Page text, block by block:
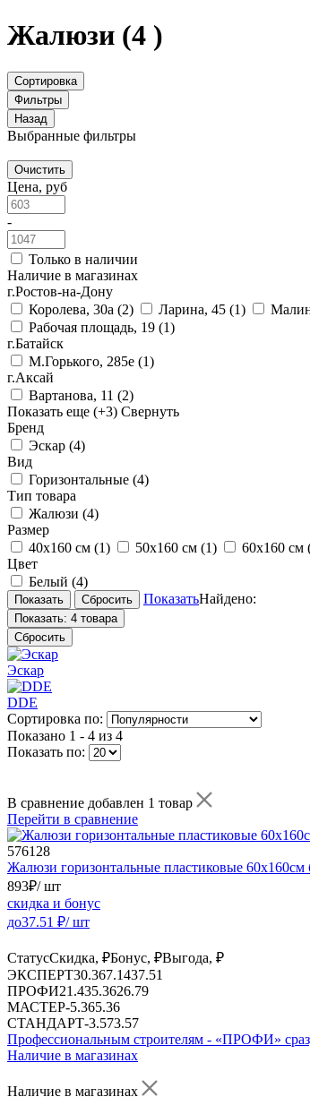
Жалюзи (4 )
Сортировка
Фильтры
Назад
Выбранные фильтры
Очистить
Цена, руб
-
Только в наличии
Наличие в магазинах
г.Ростов-на-Дону
Королева, 30а (2) Ларина, 45 (1)
Рабочая площадь, 19 (1)
г.Батайск
М.Горького, 285е (1)
г.Аксай
Вартанова, 11 (2)
Показать еще (+3) Свернуть
Бренд
Эскар (4)
Вид
Горизонтальные (4)
Тип товара
Жалюзи (4)
Размер
40х160 см (1) 50х160 см (1) 60х160 см
Цвет
Белый (4)
ПоказатьНайдено:
Показать: 4 товара
Сбросить
Эскар
DDE
Сортировка по:
Показано 1 - 4 из 4
Показать по:
В сравнение добавлен 1 товар
Перейти в сравнение
576128
Жалюзи горизонтальные пластиковые
893₽/ шт
скидка и бонус
до37.51 ₽/ шт
СтатусСкидка, ₽Бонус, ₽Выгода, ₽
ЭКСПЕРТ30.367.1437.51
ПРОФИ21.435.3626.79
МАСТЕР-5.365.36
СТАНДАРТ-3.573.57
Профессиональным строителям - «ПРОФИ»
Наличие в магазинах
Наличие в магазинах